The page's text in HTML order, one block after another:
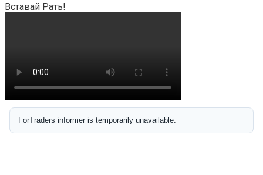
Вставай Рать!